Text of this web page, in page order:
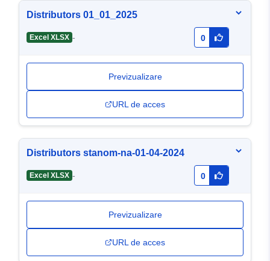
засобу належить до
комунальної власності)
Distributors 01_01_2025
Excel XLSX - 0
Previzualizare
URL de acces
Distributors stanom-na-01-04-2024
Excel XLSX - 0
Previzualizare
URL de acces